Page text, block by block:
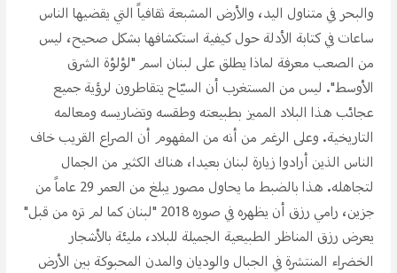
والبحر في متناول اليد، والأرض المشبعة ثقافياً التي يقضيها الناس
ساعات في كتابة الأدلة حول كيفية استكشافها بشكل صحيح، ليس
من الصعب معرفة لماذا يطلق على لبنان اسم "لؤلؤة الشرق
الأوسط". ليس من المستغرب أن السيّاح يتقاطرون لرؤية جميع
عجائب هذا البلاد المميز بطبيعته وطقسه وتضاريسه ومعالمه
التاريخية. وعلى الرغم من أنه من المفهوم أن الصراع القريب خاف
الناس الذين أرادوا زيارة لبنان بعيدا، هناك الكثير من الجمال
لتجاهله. هذا بالضبط ما يحاول مصور يبلغ من العمر 29 عاماً من
جزين، رامي رزق أن يظهره في صوره 2018 "لبنان كما لم تره من قبل"
يعرض رزق المناظر الطبيعية الجميلة للبلاد، مليئة بالأشجار
الخضراء المنتشرة في الجبال والوديان والمدن المحبوكة بين الأرض